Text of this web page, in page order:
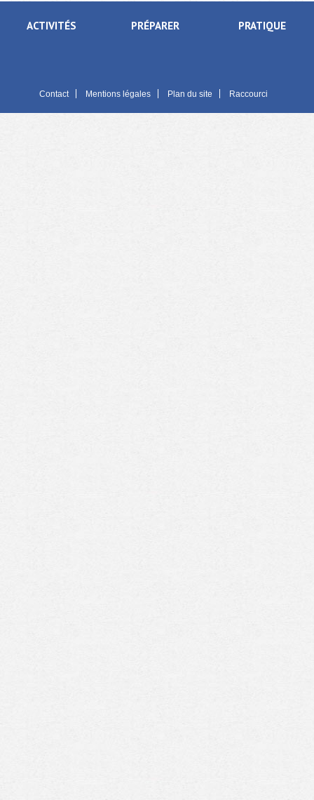
ACTIVITÉS PRÉPARER PRATIQUE
Contact Mentions légales Plan du site Raccourci